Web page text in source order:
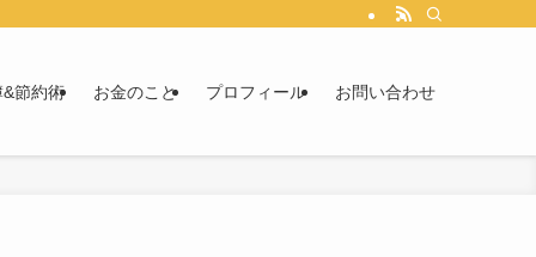
節約術 お金のこと プロフィール お問い合わせ